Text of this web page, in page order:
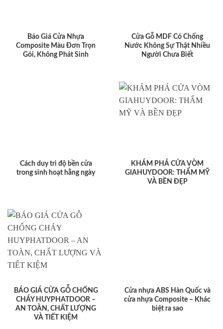
Báo Giá Cửa Nhựa
Composite Màu Đơn Trọn
Gói, Không Phát Sinh
Cửa Gỗ MDF Có Chống
Nước Không Sự Thật Nhiều
Người Chưa Biết
Cách duy trì độ bền cửa
trong sinh hoạt hằng ngày
KHÁM PHÁ CỬA VÒM
GIAHUYDOOR: THẨM MỸ
VÀ BỀN ĐẸP
BÁO GIÁ CỬA GỖ CHỐNG
CHÁY HUYPHATDOOR –
AN TOÀN, CHẤT LƯỢNG
VÀ TIẾT KIỆM
Cửa nhựa ABS Hàn Quốc và
cửa nhựa Composite – Khác
biệt ra sao